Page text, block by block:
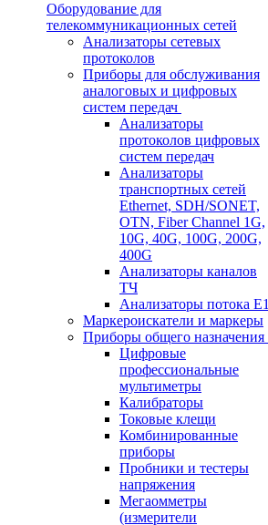
Оборудование для
телекоммуникационных сетей
Анализаторы сетевых
протоколов
Приборы для обслуживания
аналоговых и цифровых
систем передач
Анализаторы
протоколов цифровых
систем передач
Анализаторы
транспортных сетей
Ethernet, SDH/SONET,
OTN, Fiber Channel 1G,
10G, 40G, 100G, 200G,
400G
Анализаторы каналов
ТЧ
Анализаторы потока Е1
Маркероискатели и маркеры
Приборы общего назначения
Цифровые
профессиональные
мультиметры
Калибраторы
Токовые клещи
Комбинированные
приборы
Пробники и тестеры
напряжения
Мегаомметры
(измерители